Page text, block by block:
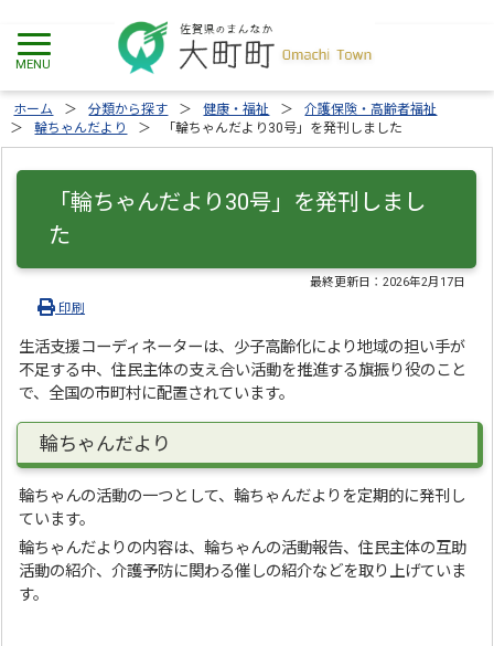
ホーム 分類から探す 健康・福祉
介護保険・高齢者福祉
輪ちゃんだより
「輪ちゃんだより30号」を発刊しました
「輪ちゃんだより30号」を発刊しまし
た
最終更新日：2026年2月17日
印刷
生活支援コーディネーターは、少子高齢化により地域の担い手が
不足する中、住民主体の支え合い活動を推進する旗振り役のこと
で、全国の市町村に配置されています。
輪ちゃんだより
輪ちゃんの活動の一つとして、輪ちゃんだよりを定期的に発刊し
ています。
輪ちゃんだよりの内容は、輪ちゃんの活動報告、住民主体の互助
活動の紹介、介護予防に関わる催しの紹介などを取り上げていま
す。